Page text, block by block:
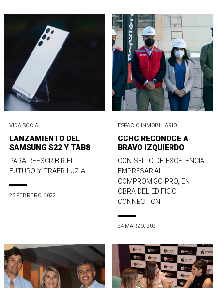
VIDA SOCIAL
LANZAMIENTO DEL
SAMSUNG S22 Y TAB8
PARA REESCRIBIR EL
FUTURO Y TRAER LUZ A ...
23 FEBRERO, 2022
ESPACIO INMOBILIARIO
CCHC RECONOCE A
BRAVO IZQUIERDO
CON SELLO DE EXCELENCIA
EMPRESARIAL
COMPROMISO PRO, EN
OBRA DEL EDIFICIO
CONNECTION
24 MARZO, 2021